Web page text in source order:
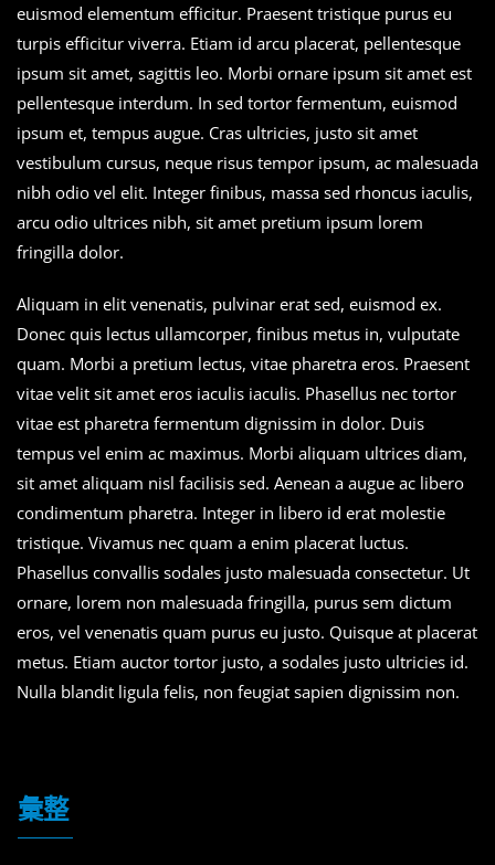
euismod elementum efficitur. Praesent tristique purus eu
turpis efficitur viverra. Etiam id arcu placerat, pellentesque
ipsum sit amet, sagittis leo. Morbi ornare ipsum sit amet est
pellentesque interdum. In sed tortor fermentum, euismod
ipsum et, tempus augue. Cras ultricies, justo sit amet
vestibulum cursus, neque risus tempor ipsum, ac malesuada
nibh odio vel elit. Integer finibus, massa sed rhoncus iaculis,
arcu odio ultrices nibh, sit amet pretium ipsum lorem
fringilla dolor.
Aliquam in elit venenatis, pulvinar erat sed, euismod ex.
Donec quis lectus ullamcorper, finibus metus in, vulputate
quam. Morbi a pretium lectus, vitae pharetra eros. Praesent
vitae velit sit amet eros iaculis iaculis. Phasellus nec tortor
vitae est pharetra fermentum dignissim in dolor. Duis
tempus vel enim ac maximus. Morbi aliquam ultrices diam,
sit amet aliquam nisl facilisis sed. Aenean a augue ac libero
condimentum pharetra. Integer in libero id erat molestie
tristique. Vivamus nec quam a enim placerat luctus.
Phasellus convallis sodales justo malesuada consectetur. Ut
ornare, lorem non malesuada fringilla, purus sem dictum
eros, vel venenatis quam purus eu justo. Quisque at placerat
metus. Etiam auctor tortor justo, a sodales justo ultricies id.
Nulla blandit ligula felis, non feugiat sapien dignissim non.
彙整